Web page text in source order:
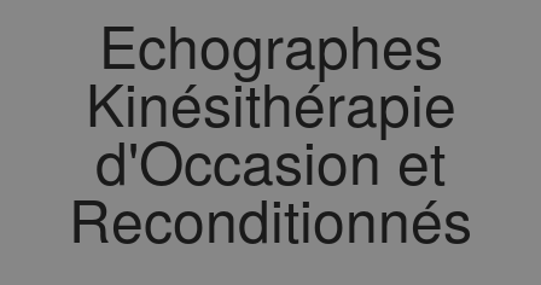
Echographes
Kinésithérapie
d'Occasion et
Reconditionnés